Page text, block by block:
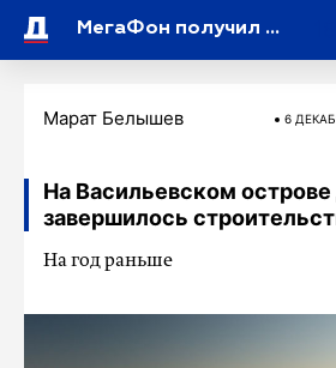
МегаФон получил премию «#Мы вместе – 2024»
Марат Белышев 6
На Васильевском
завершилось
На год раньше